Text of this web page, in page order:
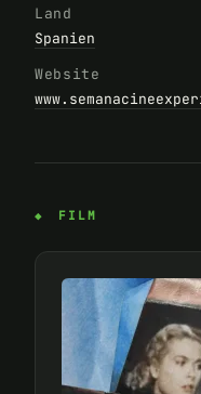
Land
Spanien
Website
FILM